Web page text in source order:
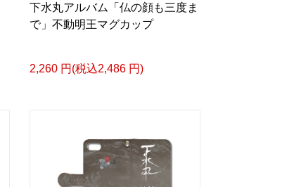
下水丸アルバム「仏の顔も三度ま
で」不動明王マグカップ
2,260 円(税込2,486 円)